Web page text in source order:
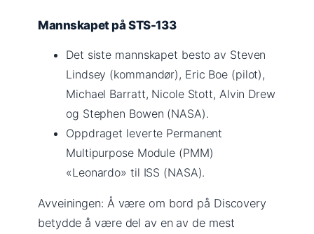
Mannskapet på STS-133
Det siste mannskapet besto av Steven
Lindsey (kommandør), Eric Boe (pilot),
Michael Barratt, Nicole Stott, Alvin Drew
og Stephen Bowen (NASA).
Oppdraget leverte Permanent
Multipurpose Module (PMM)
«Leonardo» til ISS (NASA).
Avveiningen: Å være om bord på Discovery
betydde å være del av en av de mest